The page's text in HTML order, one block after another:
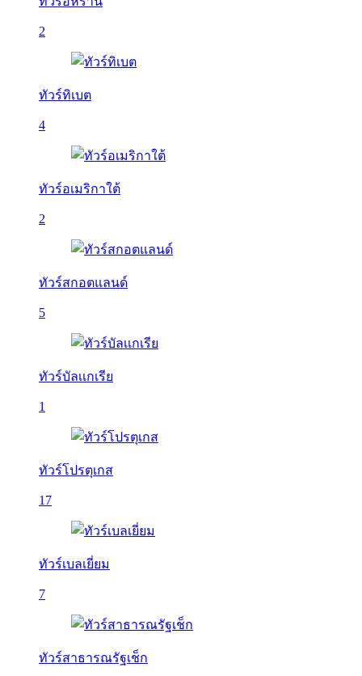
2
ทัวร์ทิเบต
4
ทัวร์อเมริกาใต้
2
ทัวร์สกอตแลนด์
5
ทัวร์บัลเเกเรีย
1
ทัวร์โปรตุเกส
17
ทัวร์เบลเยี่ยม
7
ทัวร์สาธารณรัฐเช็ก